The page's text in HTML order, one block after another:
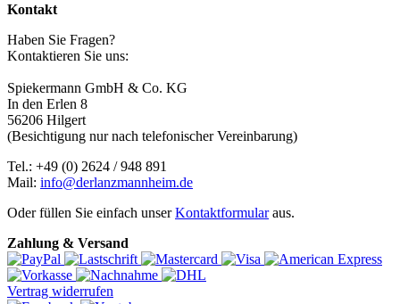
Kontakt
Haben Sie Fragen?
Kontaktieren Sie uns:
Spiekermann GmbH & Co. KG
In den Erlen 8
56206 Hilgert
(Besichtigung nur nach telefonischer Vereinbarung)
Tel.: +49 (0) 2624 / 948 891
Mail: info@derlanzmannheim.de
Oder füllen Sie einfach unserKontaktformularaus.
Zahlung & Versand
Vertrag widerrufen